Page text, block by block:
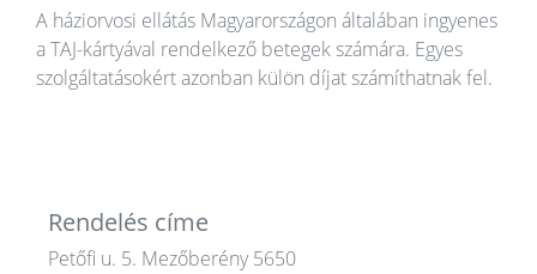
A háziorvosi ellátás Magyarországon általában ingyenes
a TAJ-kártyával rendelkező betegek számára. Egyes
szolgáltatásokért azonban külön díjat számíthatnak fel.
Rendelés címe
Petőfi u. 5. Mezőberény 5650